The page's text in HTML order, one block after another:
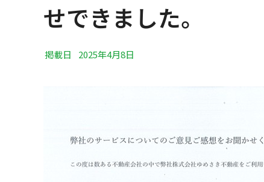
せできました。
掲載日 2025年4月8日